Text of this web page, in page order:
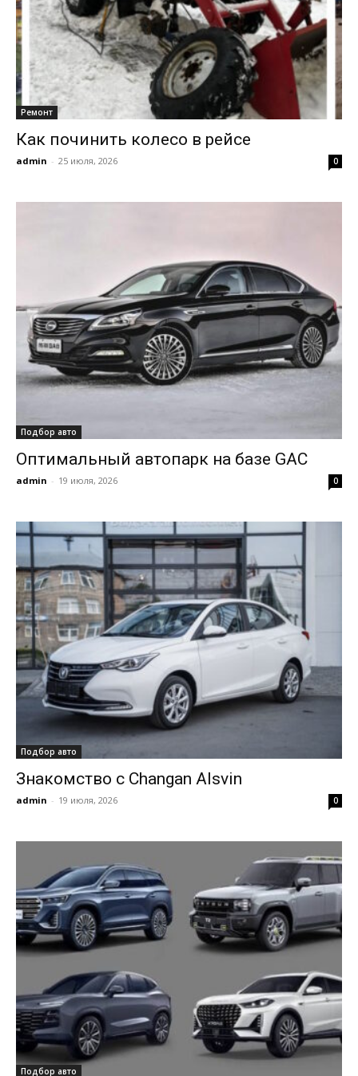
Ремонт
Как починить колесо в рейсе
admin - 25 июля, 2026 0
Подбор авто
Оптимальный автопарк на базе GAC
admin - 19 июля, 2026 0
Подбор авто
Знакомство с Changan Alsvin
admin - 19 июля, 2026 0
Подбор авто